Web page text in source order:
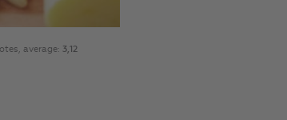
average: 3,12